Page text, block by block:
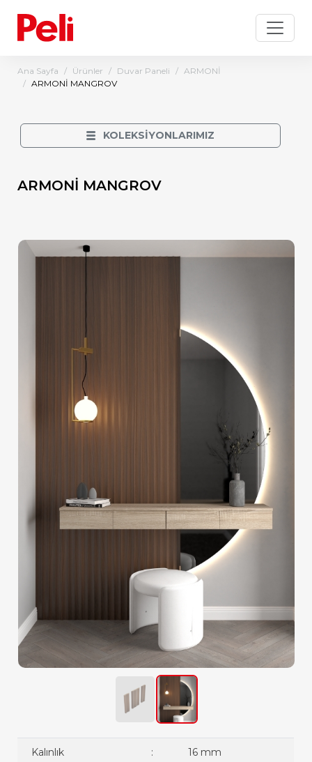
Ana Sayfa Ürünler Duvar Paneli
ARMONİ
ARMONİ MANGROV
KOLEKSİYONLARIMIZ
ARMONİ MANGROV
Kalınlık : 16 mm